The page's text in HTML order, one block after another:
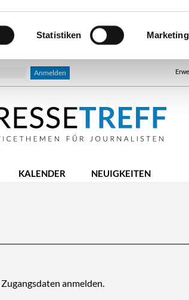
Statistiken Marketing
KALENDER NEUIGKEITEN
anmelden.